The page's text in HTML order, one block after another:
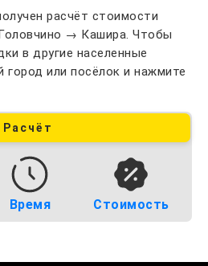
расчёт стоимости
→ Кашира. Чтобы
в другие населенные
город или посёлок и нажмите
Расчёт
Время Стоимость